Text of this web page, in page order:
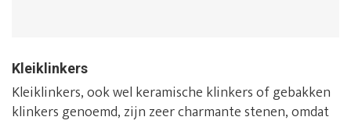
Kleiklinkers
Kleiklinkers, ook wel keramische klinkers of gebakken
klinkers genoemd, zijn zeer charmante stenen, omdat